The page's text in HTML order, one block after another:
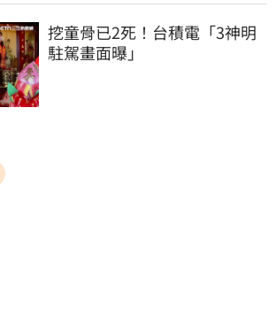
挖童骨已2死！台積電「3神明
駐駕畫面曝」